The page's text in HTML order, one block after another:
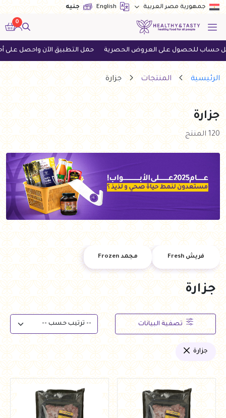
جمهورية مصر العربية English جنيه
0
الحصرية حمل التطبيق الآن واحصل على أحدث العروض اطلب
الرئيسية المنتجات جزارة
جزارة
120 المنتج
فريش Fresh مجمد Frozen
جزارة
جزارة